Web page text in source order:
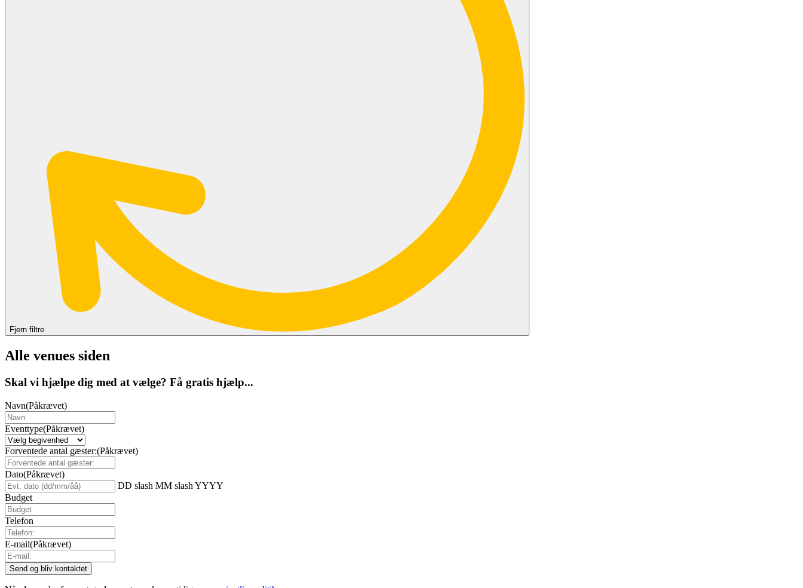
Fjern filtre
Alle venues siden
Skal vi hjælpe dig med at vælge? Få gratis hjælp...
Navn(Påkrævet)
Eventtype(Påkrævet)
Forventede antal gæster:(Påkrævet)
Dato(Påkrævet)
DD slash MM slash YYYY
Budget
Telefon
E-mail(Påkrævet)